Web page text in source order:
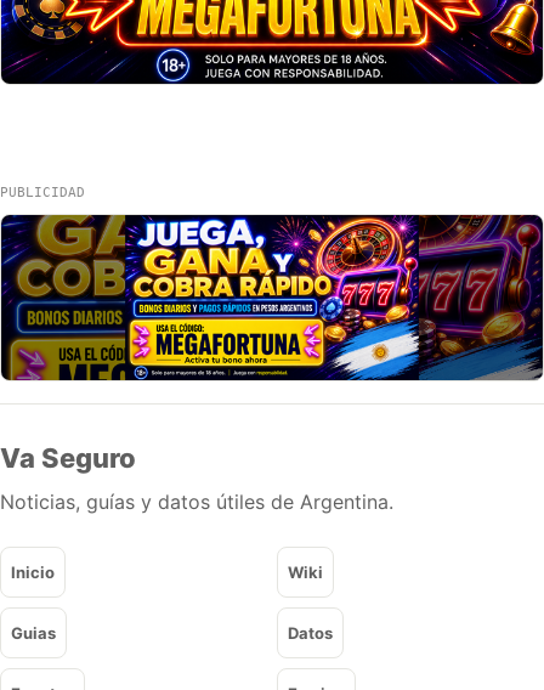
PUBLICIDAD
Va Seguro
Noticias, guías y datos útiles de Argentina.
Inicio Wiki
Guias Datos